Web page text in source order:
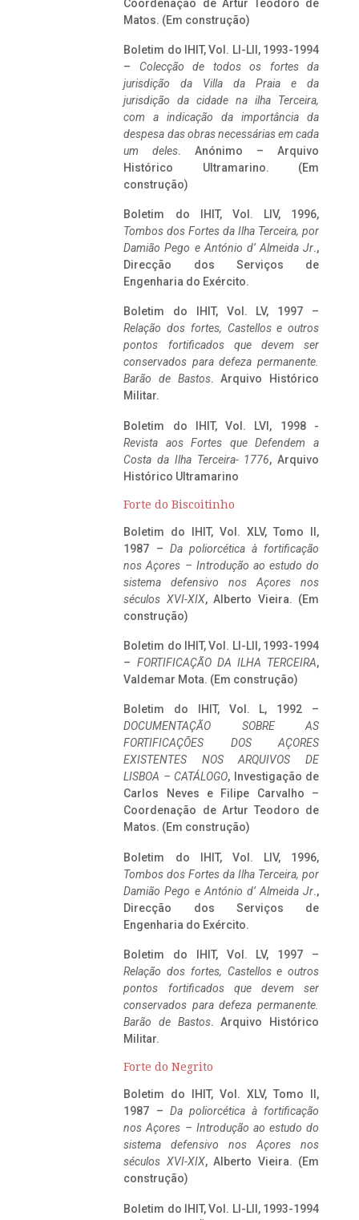
Coordenação de Artur Teodoro de
Matos. (Em construção)
Boletim do IHIT, Vol. LI-LII, 1993-1994
– Colecção de todos os fortes da
jurisdição da Villa da Praia e da
jurisdição da cidade na ilha Terceira,
com a indicação da importância da
despesa das obras necessárias em cada
um deles. Anónimo – Arquivo
Histórico Ultramarino. (Em
construção)
Boletim do IHIT, Vol. LIV, 1996,
Tombos dos Fortes da Ilha Terceira, por
Damião Pego e António d’ Almeida Jr.,
Direcção dos Serviços de
Engenharia do Exército.
Boletim do IHIT, Vol. LV, 1997 –
Relação dos fortes, Castellos e outros
pontos fortificados que devem ser
conservados para defeza permanente.
Barão de Bastos. Arquivo Histórico
Militar.
Boletim do IHIT, Vol. LVI, 1998 -
Revista aos Fortes que Defendem a
Costa da Ilha Terceira- 1776, Arquivo
Histórico Ultramarino
Forte do Biscoitinho
Boletim do IHIT, Vol. XLV, Tomo II,
1987 – Da poliorcética à fortificação
nos Açores – Introdução ao estudo do
sistema defensivo nos Açores nos
séculos XVI-XIX, Alberto Vieira. (Em
construção)
Boletim do IHIT, Vol. LI-LII, 1993-1994
– FORTIFICAÇÃO DA ILHA TERCEIRA,
Valdemar Mota. (Em construção)
Boletim do IHIT, Vol. L, 1992 –
DOCUMENTAÇÃO SOBRE AS
FORTIFICAÇÕES DOS AÇORES
EXISTENTES NOS ARQUIVOS DE
LISBOA – CATÁLOGO, Investigação de
Carlos Neves e Filipe Carvalho –
Coordenação de Artur Teodoro de
Matos. (Em construção)
Boletim do IHIT, Vol. LIV, 1996,
Tombos dos Fortes da Ilha Terceira, por
Damião Pego e António d’ Almeida Jr.,
Direcção dos Serviços de
Engenharia do Exército.
Boletim do IHIT, Vol. LV, 1997 –
Relação dos fortes, Castellos e outros
pontos fortificados que devem ser
conservados para defeza permanente.
Barão de Bastos. Arquivo Histórico
Militar.
Forte do Negrito
Boletim do IHIT, Vol. XLV, Tomo II,
1987 – Da poliorcética à fortificação
nos Açores – Introdução ao estudo do
sistema defensivo nos Açores nos
séculos XVI-XIX, Alberto Vieira. (Em
construção)
Boletim do IHIT, Vol. LI-LII, 1993-1994